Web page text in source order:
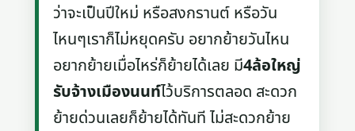
ว่าจะเป็นปีใหม่ หรือสงกรานต์ หรือวัน
ไหนๆเราก็ไม่หยุดครับ อยากย้ายวันไหน
อยากย้ายเมื่อไหร่ก็ย้ายได้เลย มี4ล้อใหญ่
รับจ้างเมืองนนท์ไว้บริการตลอด สะดวก
ย้ายด่วนเลยก็ย้ายได้ทันที ไม่สะดวกย้าย